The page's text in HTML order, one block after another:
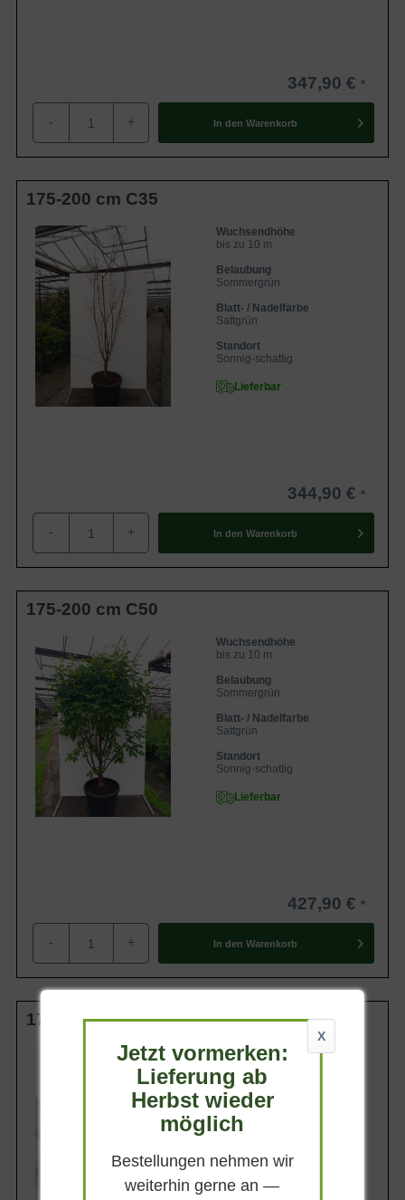
347,90 €
- + In den Warenkorb
175-200 cm C35
Wuchsendhöhe
bis zu 10 m
Belaubung
Sommergrün
Blatt- / Nadelfarbe
Sattgrün
Standort
Sonnig-schattig
Lieferbar
344,90 €
- + In den Warenkorb
175-200 cm C50
Wuchsendhöhe
bis zu 10 m
Belaubung
Sommergrün
Blatt- / Nadelfarbe
Sattgrün
Standort
Sonnig-schattig
Lieferbar
427,90 €
- + In den Warenkorb
175-200 cm C80
Wuchsendhöhe
Belaubung
Sommergrün
Blatt- / Nadelfarbe
Standort
Sonnig-schattig
X
Jetzt vormerken:
Lieferung ab
Herbst wieder
möglich
Bestellungen nehmen wir
weiterhin gerne an —